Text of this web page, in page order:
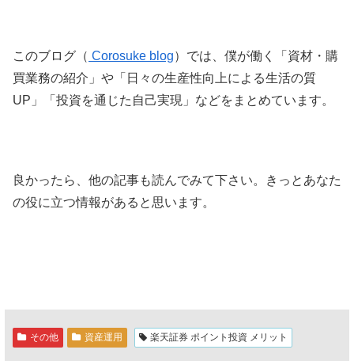
このブログ（ Corosuke blog）では、僕が働く「資材・購
買業務の紹介」や「日々の生産性向上による生活の質
UP」「投資を通じた自己実現」などをまとめています。
良かったら、他の記事も読んでみて下さい。きっとあなた
の役に立つ情報があると思います。
その他 資産運用 楽天証券 ポイント投資 メリット